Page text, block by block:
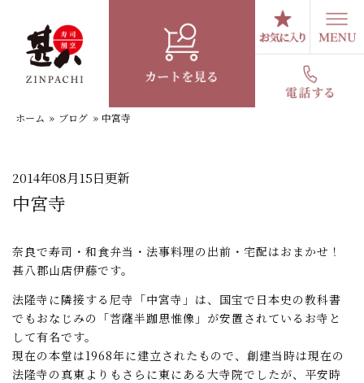
スタッフブログ
ホーム » ブログ » 中宮寺
2014年08月15日更新
中宮寺
奈良で寿司・和食弁当・法事料理の出前・宅配はおまかせ！
甚八郡山店伊藤です。
法隆寺に隣接する尼寺「中宮寺」は、国宝で日本史の教科書
でもおなじみの「菩薩半跏思惟像」が安置されているお寺と
して有名です。
現在の本堂は1968年に建立されたもので、創建当時は現在の
法隆寺の真東よりもさらに東にある大寺院でしたが、平安時